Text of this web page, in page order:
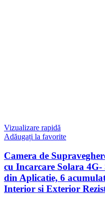
Vizualizare rapidă
Adăugați la favorite
Camera de
cu Incarcare Solara
din Aplicatie, 6
Interior si Exterior